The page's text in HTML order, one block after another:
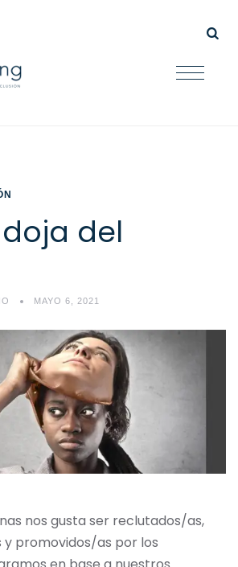
del
MAYO 6, 2021
nos gusta ser reclutados/as,
promovidos/as por los